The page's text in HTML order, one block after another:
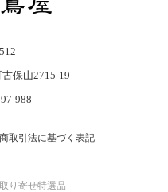
保山2715-19
988
取引法に基づく表記
り寄せ特選品